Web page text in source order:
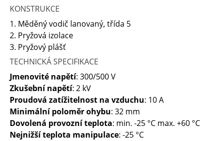
KONSTRUKCE
1. Měděný vodič lanovaný, třída 5
2. Pryžová izolace
3. Pryžový plášť
TECHNICKÁ SPECIFIKACE
Jmenovité napětí: 300/500 V
Zkušební napětí: 2 kV
Proudová zatížitelnost na vzduchu: 10 A
Minimální poloměr ohybu: 32 mm
Dovolená provozní teplota: min. -25 °C max. +60 °C
Nejnižší teplota manipulace: -25 °C